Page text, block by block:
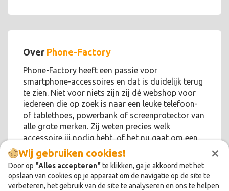
×
Wij gebruiken cookies!
Door op "Alles accepteren"te klikken, ga je akkoord met het
opslaan van cookies op je apparaat om de navigatie op de site te
verbeteren, het gebruik van de site te analyseren en ons te helpen
Over Phone-Factory
Phone-Factory heeft een passie voor
smartphone-accessoires en dat is duidelijk terug
te zien. Niet voor niets zijn zij dé webshop voor
iedereen die op zoek is naar een leuke telefoon-
of tablethoes, powerbank of screenprotector van
alle grote merken. Zij weten precies welk
accessoire jij nodig hebt, of het nu gaat om een
iPhone, Samsung, Huawei of ander device!